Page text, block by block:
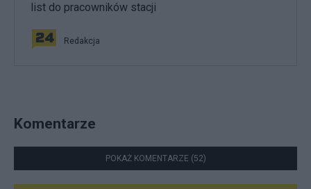
list do pracowników stacji
Redakcja
Komentarze
POKAŻ KOMENTARZE (52)